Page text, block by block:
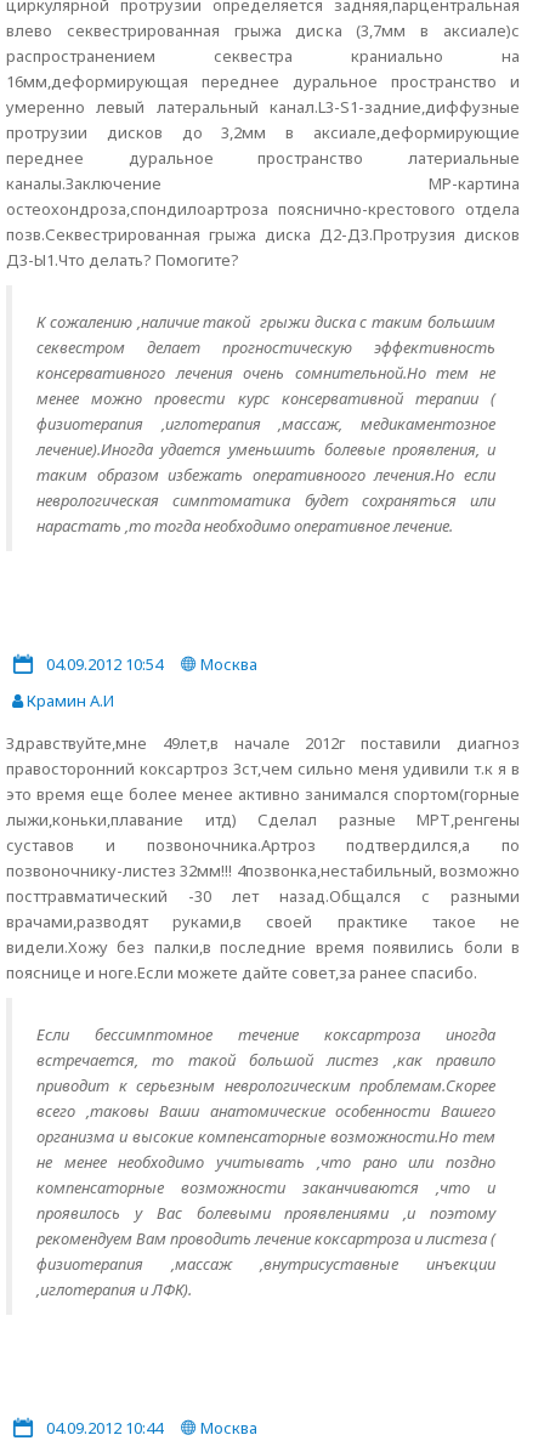
циркулярной протрузии определяется задняя,парцентральная
влево секвестрированная грыжа диска (3,7мм в аксиале)с
распространением секвестра краниально на
16мм,деформирующая переднее дуральное пространство и
умеренно левый латеральный канал.L3-S1-задние,диффузные
протрузии дисков до 3,2мм в аксиале,деформирующие
переднее дуральное пространство латериальные
каналы.Заключение МР-картина
остеохондроза,спондилоартроза пояснично-крестового отдела
позв.Секвестрированная грыжа диска Д2-Д3.Протрузия дисков
Д3-Ы1.Что делать? Помогите?
К сожалению ,наличие такой грыжи диска с таким большим
секвестром делает прогностическую эффективность
консервативного лечения очень сомнительной.Но тем не
менее можно провести курс консервативной терапии (
физиотерапия ,иглотерапия ,массаж, медикаментозное
лечение).Иногда удается уменьшить болевые проявления, и
таким образом избежать оперативноого лечения.Но если
неврологическая симптоматика будет сохраняться или
нарастать ,то тогда необходимо оперативное лечение.
04.09.2012 10:54
Москва
Крамин А.И
Здравствуйте,мне 49лет,в начале 2012г поставили диагноз
правосторонний коксартроз 3ст,чем сильно меня удивили т.к я в
это время еще более менее активно занимался спортом(горные
лыжи,коньки,плавание итд) Сделал разные МРТ,ренгены
суставов и позвоночника.Артроз подтвердился,а по
позвоночнику-листез 32мм!!! 4позвонка,нестабильный, возможно
посттравматический -30 лет назад.Общался с разными
врачами,разводят руками,в своей практике такое не
видели.Хожу без палки,в последние время появились боли в
пояснице и ноге.Если можете дайте совет,за ранее спасибо.
Если бессимптомное течение коксартроза иногда
встречается, то такой большой листез ,как правило
приводит к серьезным неврологическим проблемам.Скорее
всего ,таковы Ваши анатомические особенности Вашего
организма и высокие компенсаторные возможности.Но тем
не менее необходимо учитывать ,что рано или поздно
компенсаторные возможности заканчиваются ,что и
проявилось у Вас болевыми проявлениями ,и поэтому
рекомендуем Вам проводить лечение коксартроза и листеза (
физиотерапия ,массаж ,внутрисуставные инъекции
,иглотерапия и ЛФК).
04.09.2012 10:44
Москва